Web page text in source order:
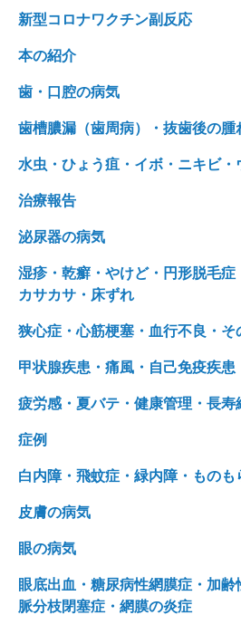
新型コロナワクチン副反応
本の紹介
歯・口腔の病気
歯槽膿漏（歯周病）・抜歯後の
水虫・ひょう疽・イボ・ニキビ・
治療報告
泌尿器の病気
湿疹・乾癬・やけど・円形脱毛
カサカサ・床ずれ
狭心症・心筋梗塞・血行不良・そ
甲状腺疾患・痛風・自己免疫疾患
疲労感・夏バテ・健康管理・長寿
症例
白内障・飛蚊症・緑内障・ものも
皮膚の病気
眼の病気
眼底出血・糖尿病性網膜症・加
脈分枝閉塞症・網膜の炎症